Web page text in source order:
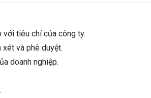
với tiêu chí của công ty.
và phê duyệt.
doanh nghiệp.